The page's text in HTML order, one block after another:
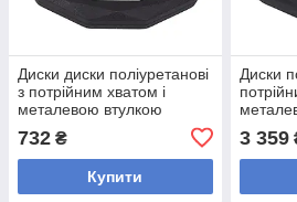
Диски диски поліуретанові
з потрійним хватом і
металевою втулкою
внутрішній ø51 мм LI NUO
SC-3858-2_5 2,5кг
732 ₴
Купити
Диски
NUO
3 359